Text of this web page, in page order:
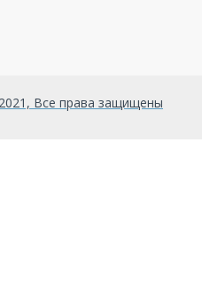
Все права защищены